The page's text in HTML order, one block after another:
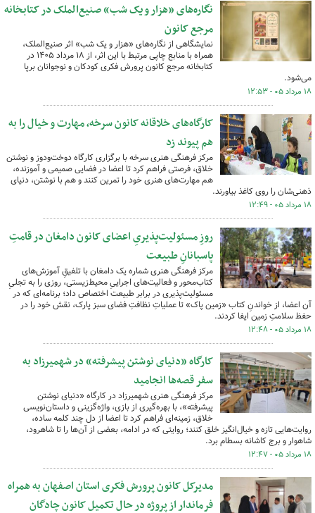
نگاره‌های «هزار و یک شب» صنیع‌الملک در کتابخانه
مرجع کانون
نمایشگاهی از نگاره‌های «هزار و یک شب» اثر صنیع‌الملک،
همراه با منابع چاپی مرتبط با این اثر، از ۱۸ مرداد ۱۴۰۵ در
کتابخانه مرجع کانون پرورش فکری کودکان و نوجوانان برپا
می‌شود.
۱۸ مرداد ۰۵ - ۱۲:۵۳
کارگاه‌های خلاقانه کانون سرخه، مهارت و خیال را به
هم پیوند زد
مرکز فرهنگی هنری سرخه با برگزاری کارگاه دوخت‌ودوز و نوشتن
خلاق، فرصتی فراهم کرد تا اعضا در فضایی صمیمی و آموزنده،
هم مهارت‌های هنری خود را تمرین کنند و هم با نوشتن، دنیای
ذهنی‌شان را روی کاغذ بیاورند.
۱۸ مرداد ۰۵ - ۱۲:۴۹
روزِ مسئولیت‌پذیریِ اعضای کانون دامغان در قامتِ
پاسبانانِ طبیعت
مرکز فرهنگی هنری شماره یک دامغان با تلفیقِ آموزش‌های
کتاب‌محور و فعالیت‌های اجراییِ محیط‌زیستی، روزی را به تجلیِ
مسئولیت‌پذیری در برابر طبیعت اختصاص داد؛ برنامه‌ای که در
آن اعضا، از خواندنِ کتاب «زمین پاک» تا عملیاتِ نظافتِ فضای سبز پارک، نقش خود را در
حفظ سلامتِ زمین ایفا کردند.
۱۸ مرداد ۰۵ - ۱۲:۴۸
کارگاه «دنیای نوشتن پیشرفته» در شهمیرزاد به
سفر قصه‌ها انجامید
مرکز فرهنگی هنری شهمیرزاد در کارگاه «دنیای نوشتن
پیشرفته»، با بهره‌گیری از بازی، واژه‌گزینی و داستان‌نویسی
خلاق، زمینه‌ای فراهم کرد تا اعضا از دل چند کلمه ساده،
روایت‌هایی تازه و خیال‌انگیز خلق کنند؛ روایتی که در ادامه، بعضی از آن‌ها را تا شاهرود،
شاهوار و برج کاشانه بسطام برد.
۱۸ مرداد ۰۵ - ۱۲:۴۷
مدیرکل کانون پرورش فکری استان اصفهان به همراه
فرماندار از پروژه در حال تکمیل کانون چادگان